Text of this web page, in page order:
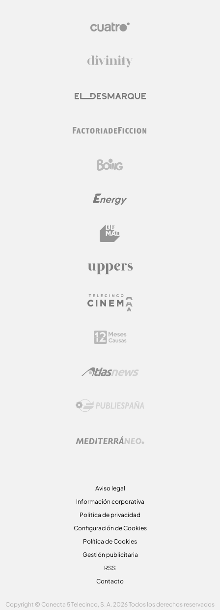
Aviso legal
Información corporativa
Politica de privacidad
Configuración de Cookies
Política de Cookies
Gestión publicitaria
RSS
Contacto
Copyright © Conecta 5 Telecinco, S. A. 2026 Todos los derechos reservados